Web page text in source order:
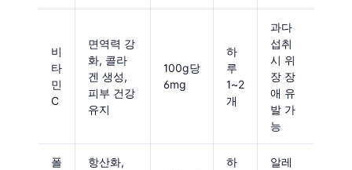
비
타
민
C
면역력 강
화, 콜라
겐 생성,
피부 건강
유지
100g당
6mg
하
루
1~2
개
과다
섭취
시 위
장 장
애 유
발 가
능
폴
항산화,
하
알레